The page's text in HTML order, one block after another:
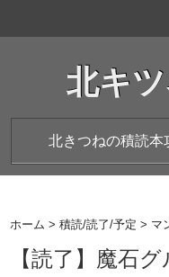
北キ
北きつねの積読本
ホーム >積読/読了/予定 > マ
【読了】魔石